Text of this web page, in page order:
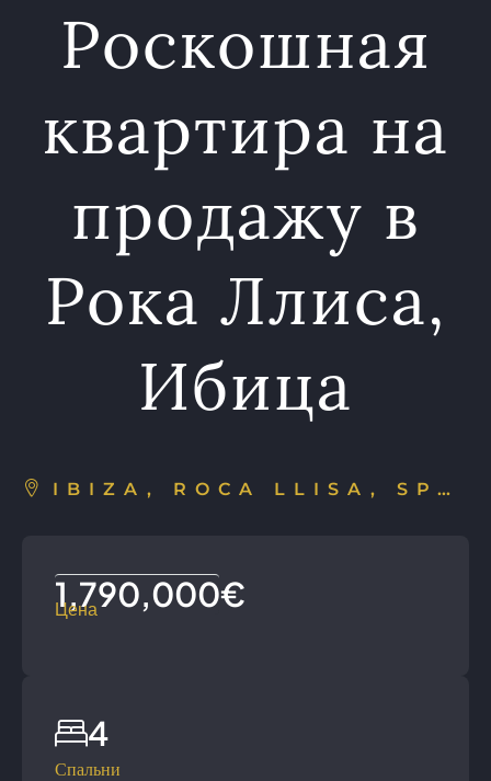
Роскошная
квартира на
продажу в
Рока Ллиса,
Ибица
IBIZA, ROCA LLISA, SPAIN
1,790,000€
Цена
Спальни
4